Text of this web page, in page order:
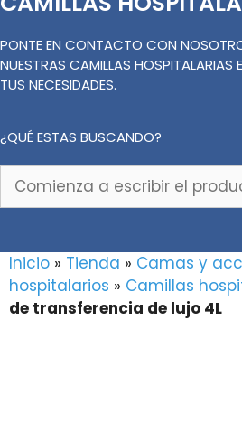
PONTE EN CONTACTO CON
NUESTRAS CAMILLAS HOSPITALARIAS
TUS NECESIDADES.
¿QUÉ ESTAS BUSCANDO?
Comienza
producto
la
Inicio » Tienda » Camas y
hospitalarios » Camillas
de transferencia de lujo 4L